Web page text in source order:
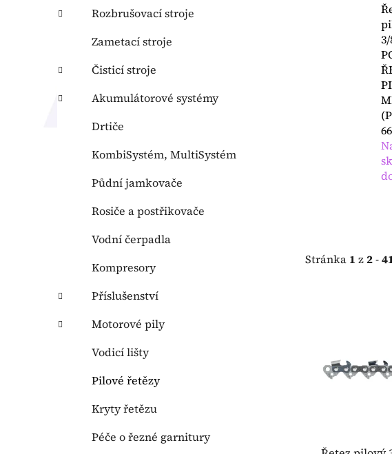
Rozbrušovací stroje
Zametací stroje
Čisticí stroje
Akumulátorové systémy
Drtiče
KombiSystém, MultiSystém
Půdní jamkovače
Rosiče a postřikovače
Vodní čerpadla
Kompresory
Příslušenství
Motorové pily
Vodicí lišty
Pilové řetězy
Kryty řetězu
Péče o řezné garnitury
Stránka 1 z2-